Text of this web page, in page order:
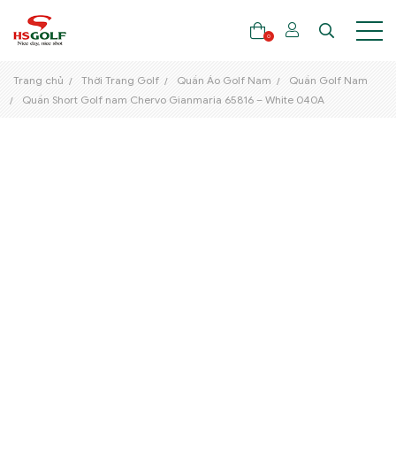
0
Trang chủ Thời Trang Golf Quần Áo Golf Nam
Quần Golf Nam
Quần Short Golf nam Chervo Gianmaria 65816 – White 040A